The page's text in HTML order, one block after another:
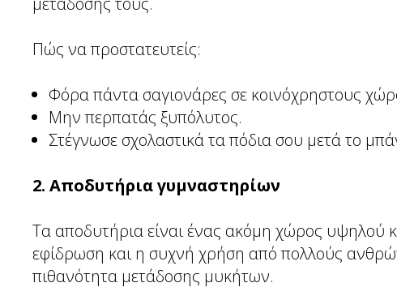
Πώς να προστατευτείς:
Φόρα πάντα σαγιονάρες σε κοινόχρηστους
Μην περπατάς ξυπόλυτος.
Στέγνωσε σχολαστικά τα πόδια σου μετά το
2. Αποδυτήρια γυμναστηρίων
Τα αποδυτήρια είναι ένας ακόμη χώρος υψηλού
εφίδρωση και η συχνή χρήση από πολλούς
πιθανότητα μετάδοσης μυκήτων.